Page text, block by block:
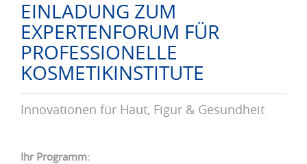
EINLADUNG ZUM
EXPERTENFORUM FÜR
PROFESSIONELLE
KOSMETIKINSTITUTE
Innovationen für Haut, Figur & Gesundheit
Ihr Programm: